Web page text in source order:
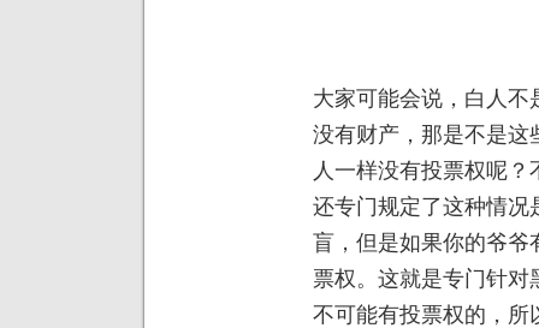
大家可能会说，白人
没有财产，那是不是这
人一样没有投票权呢
还专门规定了这种情况
盲，但是如果你的爷爷
票权。这就是专门针
不可能有投票权的，所